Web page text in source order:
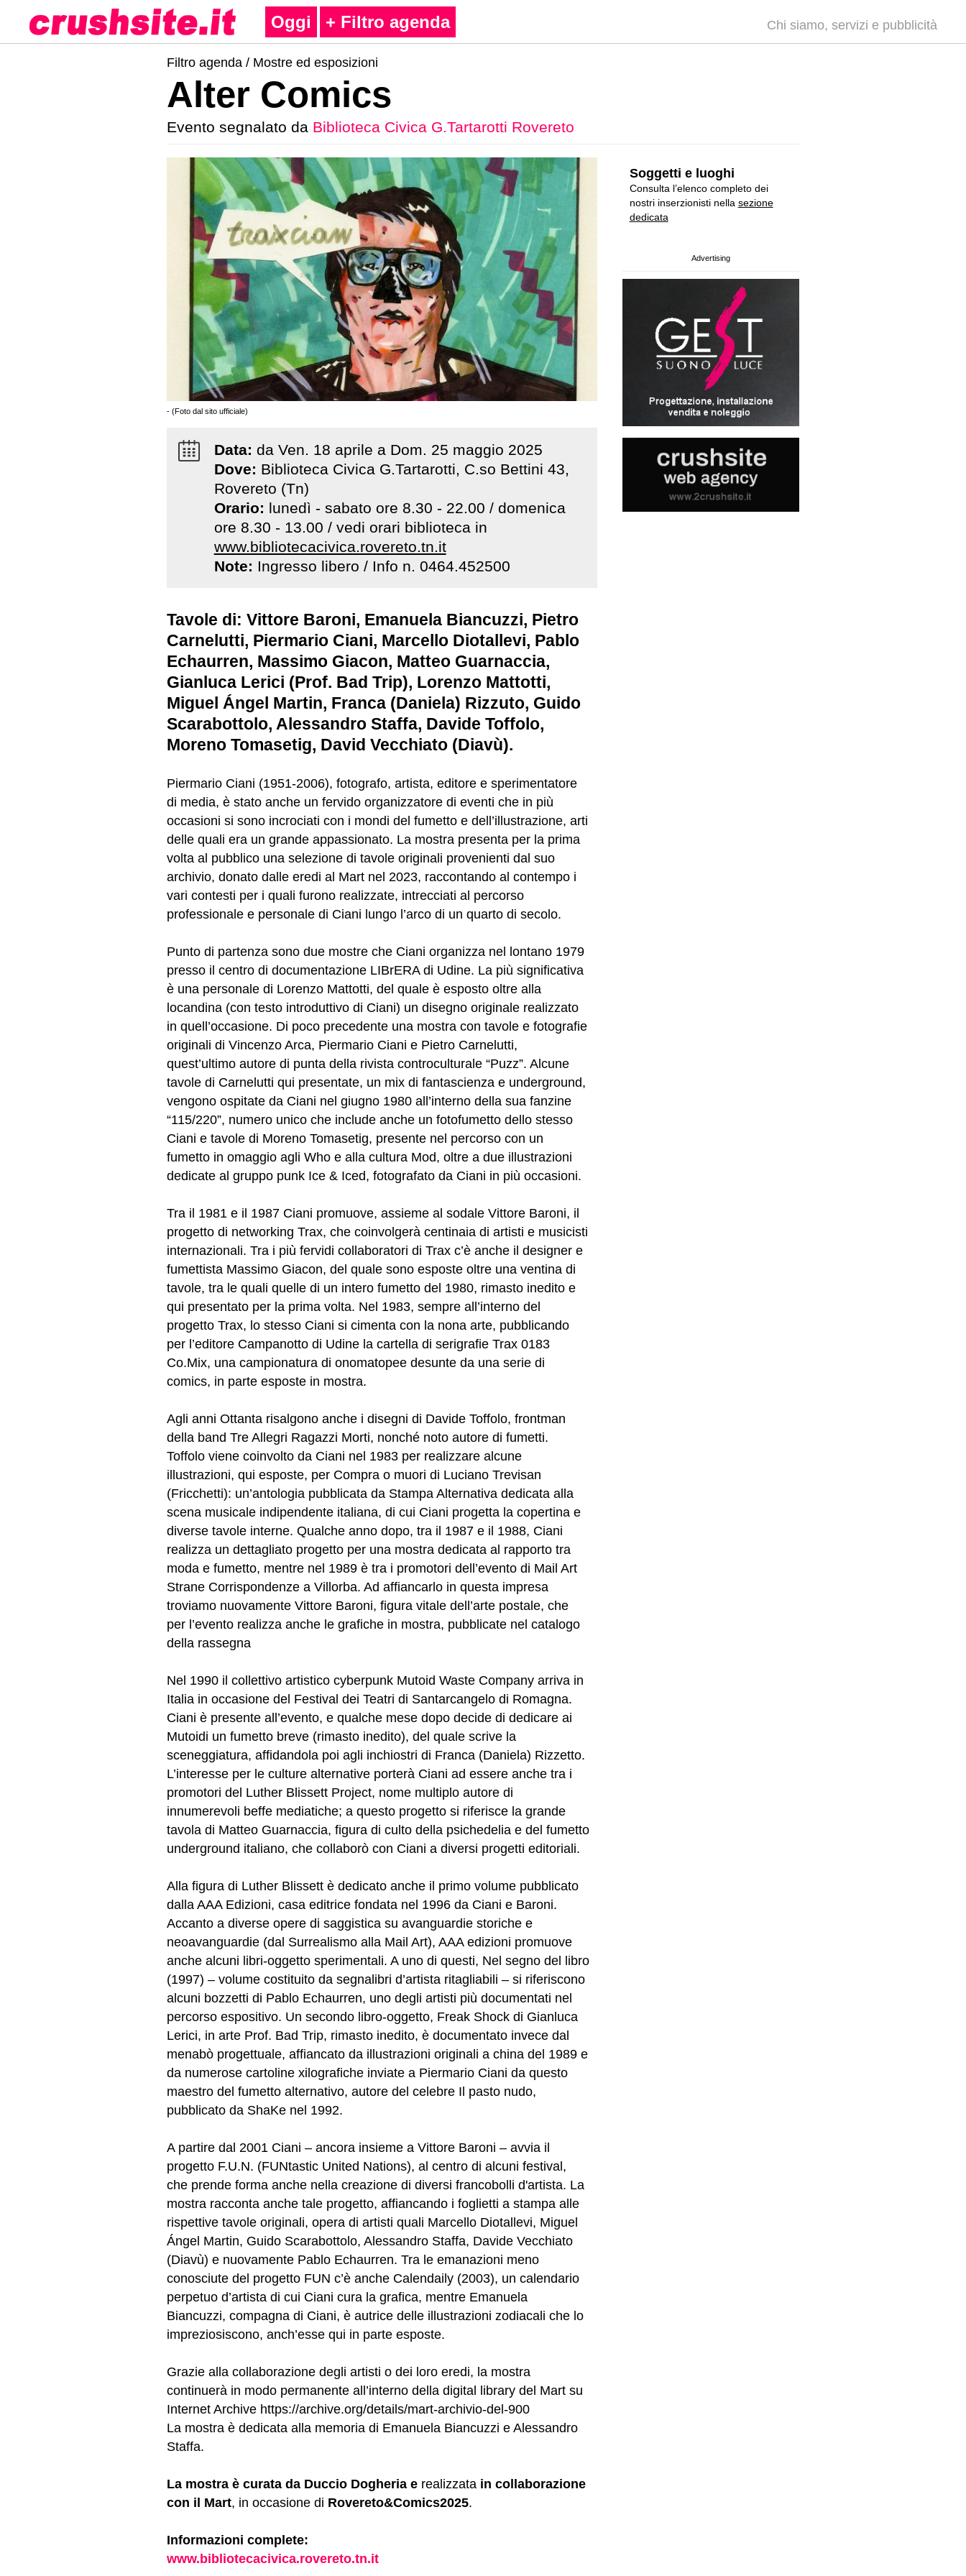
Oggi + Filtro agenda Chi siamo, servizi e pubblicità
Filtro agenda / Mostre ed esposizioni
Alter Comics
Evento segnalato da Biblioteca Civica G.Tartarotti Rovereto
- (Foto dal sito ufficiale)
Data: da Ven. 18 aprile a Dom. 25 maggio 2025
Dove: Biblioteca Civica G.Tartarotti, C.so Bettini 43,
Rovereto (Tn)
Orario: lunedì - sabato ore 8.30 - 22.00 / domenica
ore 8.30 - 13.00 / vedi orari biblioteca in
www.bibliotecacivica.rovereto.tn.it
Note: Ingresso libero / Info n. 0464.452500
Tavole di: Vittore Baroni, Emanuela Biancuzzi, Pietro
Carnelutti, Piermario Ciani, Marcello Diotallevi, Pablo
Echaurren, Massimo Giacon, Matteo Guarnaccia,
Gianluca Lerici (Prof. Bad Trip), Lorenzo Mattotti,
Miguel Ángel Martin, Franca (Daniela) Rizzuto, Guido
Scarabottolo, Alessandro Staffa, Davide Toffolo,
Moreno Tomasetig, David Vecchiato (Diavù).
Piermario Ciani (1951-2006), fotografo, artista, editore e sperimentatore
di media, è stato anche un fervido organizzatore di eventi che in più
occasioni si sono incrociati con i mondi del fumetto e dell’illustrazione, arti
delle quali era un grande appassionato. La mostra presenta per la prima
volta al pubblico una selezione di tavole originali provenienti dal suo
archivio, donato dalle eredi al Mart nel 2023, raccontando al contempo i
vari contesti per i quali furono realizzate, intrecciati al percorso
professionale e personale di Ciani lungo l’arco di un quarto di secolo.
Punto di partenza sono due mostre che Ciani organizza nel lontano 1979
presso il centro di documentazione LIBrERA di Udine. La più significativa
è una personale di Lorenzo Mattotti, del quale è esposto oltre alla
locandina (con testo introduttivo di Ciani) un disegno originale realizzato
in quell’occasione. Di poco precedente una mostra con tavole e fotografie
originali di Vincenzo Arca, Piermario Ciani e Pietro Carnelutti,
quest’ultimo autore di punta della rivista controculturale “Puzz”. Alcune
tavole di Carnelutti qui presentate, un mix di fantascienza e underground,
vengono ospitate da Ciani nel giugno 1980 all’interno della sua fanzine
“115/220”, numero unico che include anche un fotofumetto dello stesso
Ciani e tavole di Moreno Tomasetig, presente nel percorso con un
fumetto in omaggio agli Who e alla cultura Mod, oltre a due illustrazioni
dedicate al gruppo punk Ice & Iced, fotografato da Ciani in più occasioni.
Tra il 1981 e il 1987 Ciani promuove, assieme al sodale Vittore Baroni, il
progetto di networking Trax, che coinvolgerà centinaia di artisti e musicisti
internazionali. Tra i più fervidi collaboratori di Trax c’è anche il designer e
fumettista Massimo Giacon, del quale sono esposte oltre una ventina di
tavole, tra le quali quelle di un intero fumetto del 1980, rimasto inedito e
qui presentato per la prima volta. Nel 1983, sempre all’interno del
progetto Trax, lo stesso Ciani si cimenta con la nona arte, pubblicando
per l’editore Campanotto di Udine la cartella di serigrafie Trax 0183
Co.Mix, una campionatura di onomatopee desunte da una serie di
comics, in parte esposte in mostra.
Agli anni Ottanta risalgono anche i disegni di Davide Toffolo, frontman
della band Tre Allegri Ragazzi Morti, nonché noto autore di fumetti.
Toffolo viene coinvolto da Ciani nel 1983 per realizzare alcune
illustrazioni, qui esposte, per Compra o muori di Luciano Trevisan
(Fricchetti): un’antologia pubblicata da Stampa Alternativa dedicata alla
scena musicale indipendente italiana, di cui Ciani progetta la copertina e
diverse tavole interne. Qualche anno dopo, tra il 1987 e il 1988, Ciani
realizza un dettagliato progetto per una mostra dedicata al rapporto tra
moda e fumetto, mentre nel 1989 è tra i promotori dell’evento di Mail Art
Strane Corrispondenze a Villorba. Ad affiancarlo in questa impresa
troviamo nuovamente Vittore Baroni, figura vitale dell’arte postale, che
per l’evento realizza anche le grafiche in mostra, pubblicate nel catalogo
della rassegna
Nel 1990 il collettivo artistico cyberpunk Mutoid Waste Company arriva in
Italia in occasione del Festival dei Teatri di Santarcangelo di Romagna.
Ciani è presente all’evento, e qualche mese dopo decide di dedicare ai
Mutoidi un fumetto breve (rimasto inedito), del quale scrive la
sceneggiatura, affidandola poi agli inchiostri di Franca (Daniela) Rizzetto.
L’interesse per le culture alternative porterà Ciani ad essere anche tra i
promotori del Luther Blissett Project, nome multiplo autore di
innumerevoli beffe mediatiche; a questo progetto si riferisce la grande
tavola di Matteo Guarnaccia, figura di culto della psichedelia e del fumetto
underground italiano, che collaborò con Ciani a diversi progetti editoriali.
Alla figura di Luther Blissett è dedicato anche il primo volume pubblicato
dalla AAA Edizioni, casa editrice fondata nel 1996 da Ciani e Baroni.
Accanto a diverse opere di saggistica su avanguardie storiche e
neoavanguardie (dal Surrealismo alla Mail Art), AAA edizioni promuove
anche alcuni libri-oggetto sperimentali. A uno di questi, Nel segno del libro
(1997) – volume costituito da segnalibri d’artista ritagliabili – si riferiscono
alcuni bozzetti di Pablo Echaurren, uno degli artisti più documentati nel
percorso espositivo. Un secondo libro-oggetto, Freak Shock di Gianluca
Lerici, in arte Prof. Bad Trip, rimasto inedito, è documentato invece dal
menabò progettuale, affiancato da illustrazioni originali a china del 1989 e
da numerose cartoline xilografiche inviate a Piermario Ciani da questo
maestro del fumetto alternativo, autore del celebre Il pasto nudo,
pubblicato da ShaKe nel 1992.
A partire dal 2001 Ciani – ancora insieme a Vittore Baroni – avvia il
progetto F.U.N. (FUNtastic United Nations), al centro di alcuni festival,
che prende forma anche nella creazione di diversi francobolli d'artista. La
mostra racconta anche tale progetto, affiancando i foglietti a stampa alle
rispettive tavole originali, opera di artisti quali Marcello Diotallevi, Miguel
Ángel Martin, Guido Scarabottolo, Alessandro Staffa, Davide Vecchiato
(Diavù) e nuovamente Pablo Echaurren. Tra le emanazioni meno
conosciute del progetto FUN c’è anche Calendaily (2003), un calendario
perpetuo d’artista di cui Ciani cura la grafica, mentre Emanuela
Biancuzzi, compagna di Ciani, è autrice delle illustrazioni zodiacali che lo
impreziosiscono, anch’esse qui in parte esposte.
Grazie alla collaborazione degli artisti o dei loro eredi, la mostra
continuerà in modo permanente all’interno della digital library del Mart su
Internet Archive https://archive.org/details/mart-archivio-del-900
La mostra è dedicata alla memoria di Emanuela Biancuzzi e Alessandro
Staffa.
La mostra è curata da Duccio Dogheria e realizzata in collaborazione
con il Mart, in occasione di Rovereto&Comics2025.
Informazioni complete:
www.bibliotecacivica.rovereto.tn.it
Soggetti e luoghi
Consulta l’elenco completo dei
nostri inserzionisti nella sezione
dedicata
Advertising